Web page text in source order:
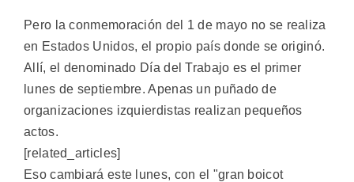
Pero la conmemoración del 1 de mayo no se realiza
en Estados Unidos, el propio país donde se originó.
Allí, el denominado Día del Trabajo es el primer
lunes de septiembre. Apenas un puñado de
organizaciones izquierdistas realizan pequeños
actos.
[related_articles]
Eso cambiará este lunes, con el "gran boicot